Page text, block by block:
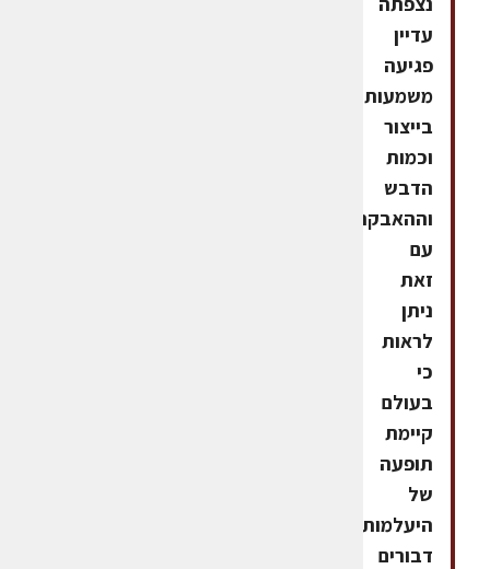
עדיין
פגיעה
משמעותית
בייצור
וכמות
הדבש
וההאבקה.
עם
זאת
ניתן
לראות
כי
בעולם
קיימת
תופעה
של
היעלמות
דבורים